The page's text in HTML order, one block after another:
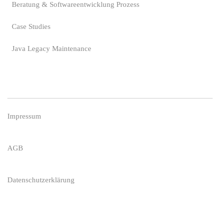
Beratung & Softwareentwicklung Prozess
Case Studies
Java Legacy Maintenance
Impressum
AGB
Datenschutzerklärung